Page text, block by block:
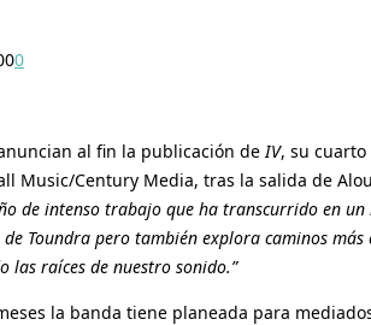
0
al fin la publicación de IV, su
Music/Century Media, tras la salida de
de intenso trabajo que ha transcurrido en
Toundra pero también explora caminos
las raíces de nuestro sonido.”
la banda tiene planeada para